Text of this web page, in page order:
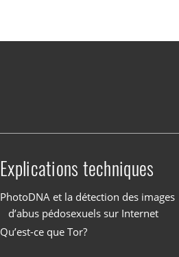
Explications techniques
PhotoDNA et la détection des images
d’abus pédosexuels sur Internet
Qu’est-ce que Tor?